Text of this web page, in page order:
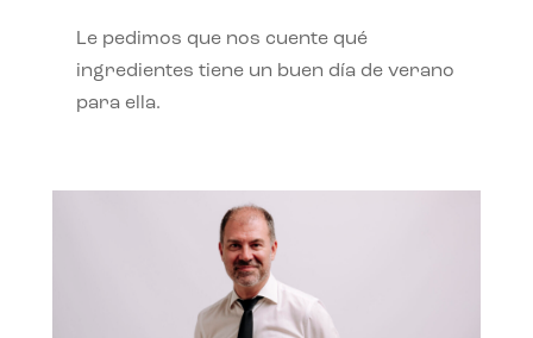
Le pedimos que nos cuente qué
ingredientes tiene un buen día de verano
para ella.